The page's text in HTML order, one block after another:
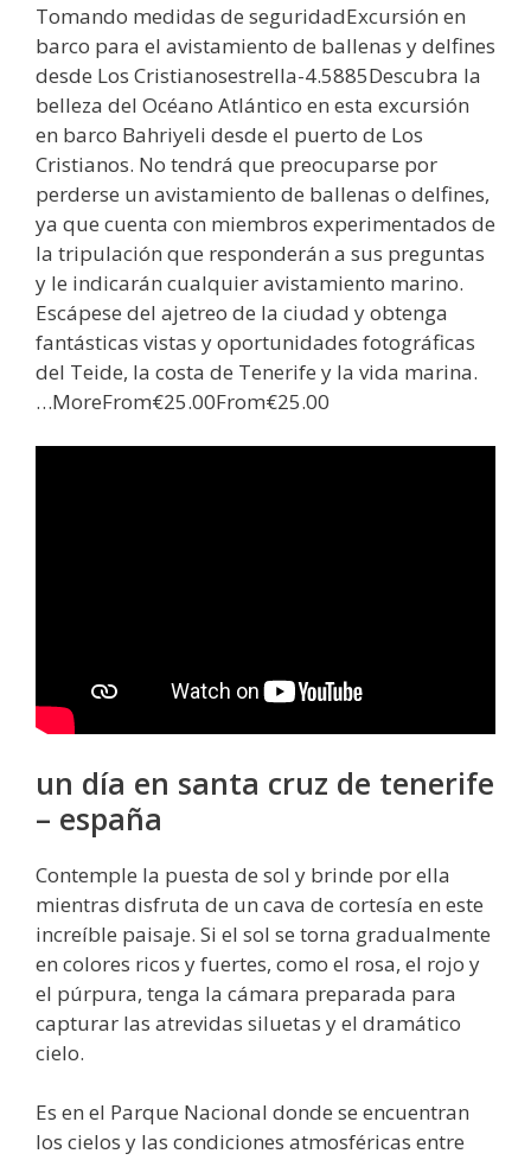
Tomando medidas de seguridadExcursión en
barco para el avistamiento de ballenas y delfines
desde Los Cristianosestrella-4.5885Descubra la
belleza del Océano Atlántico en esta excursión
en barco Bahriyeli desde el puerto de Los
Cristianos. No tendrá que preocuparse por
perderse un avistamiento de ballenas o delfines,
ya que cuenta con miembros experimentados de
la tripulación que responderán a sus preguntas
y le indicarán cualquier avistamiento marino.
Escápese del ajetreo de la ciudad y obtenga
fantásticas vistas y oportunidades fotográficas
del Teide, la costa de Tenerife y la vida marina.
…MoreFrom€25.00From€25.00
un día en santa cruz de tenerife
– españa
Contemple la puesta de sol y brinde por ella
mientras disfruta de un cava de cortesía en este
increíble paisaje. Si el sol se torna gradualmente
en colores ricos y fuertes, como el rosa, el rojo y
el púrpura, tenga la cámara preparada para
capturar las atrevidas siluetas y el dramático
cielo.
Es en el Parque Nacional donde se encuentran
los cielos y las condiciones atmosféricas entre